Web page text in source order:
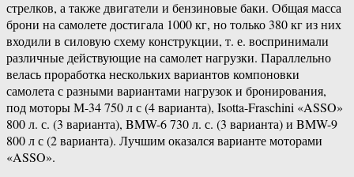
стрелков, а также двигатели и бензиновые баки. Общая масса
брони на самолете достигала 1000 кг, но только 380 кг из них
входили в силовую схему конструкции, т. е. воспринимали
различные действующие на самолет нагрузки. Параллельно
велась проработка нескольких вариантов компоновки
самолета с разными вариантами нагрузок и бронирования,
под моторы М-34 750 л с (4 варианта), Isotta-Fraschini «ASSO»
800 л. с. (3 варианта), BMW-6 730 л. с. (3 варианта) и BMW-9
800 л с (2 варианта). Лучшим оказался варианте моторами
«ASSO».